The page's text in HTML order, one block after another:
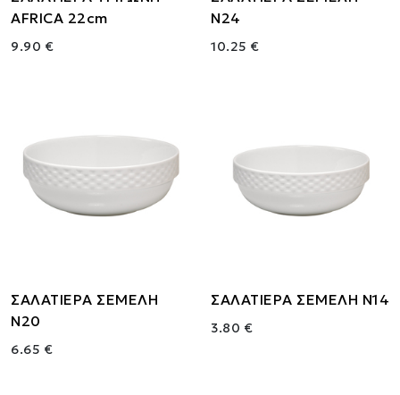
AFRICA 22cm
9.90 €
Ν24
10.25 €
ΣΑΛΑΤΙΕΡΑ ΣΕΜΕΛΗ
Ν20
6.65 €
ΣΑΛΑΤΙΕΡΑ ΣΕΜΕΛΗ Ν14
3.80 €